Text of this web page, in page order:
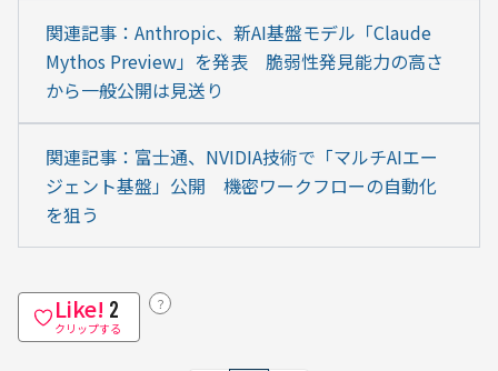
関連記事：Anthropic、新AI基盤モデル「Claude
Mythos Preview」を発表　脆弱性発見能力の高さ
から一般公開は見送り
関連記事：富士通、NVIDIA技術で「マルチAIエー
ジェント基盤」公開　機密ワークフローの自動化
を狙う
Like! 2
クリップする
？